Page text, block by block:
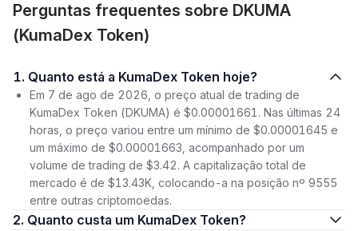
Perguntas frequentes sobre DKUMA
(KumaDex Token)
1. Quanto está a KumaDex Token hoje?
Em 7 de ago de 2026, o preço atual de trading de
KumaDex Token (DKUMA) é $0.00001661. Nas últimas 24
horas, o preço variou entre um mínimo de $0.00001645 e
um máximo de $0.00001663, acompanhado por um
volume de trading de $3.42. A capitalização total de
mercado é de $13.43K, colocando-a na posição nº 9555
entre outras criptomoedas.
2. Quanto custa um KumaDex Token?